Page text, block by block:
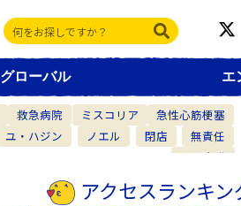
グローバル エ
救急病院 ミスコリア
急性心筋梗塞
ユ・ハジン ノエル 閉店
無責任
仲間意識
アクセスランキン